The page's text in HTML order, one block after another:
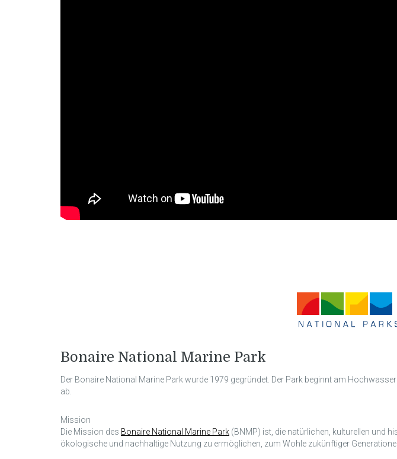
Bonaire National Marine Park
Der Bonaire National Marine Park wurde 1979 gegründet. Der Park beginnt am
ab.
Mission
Die Mission des Bonaire National Marine Park (BNMP) ist, die natürlichen, kulturellen und
ökologische und nachhaltige Nutzung zu ermöglichen, zum Wohle zukünftiger